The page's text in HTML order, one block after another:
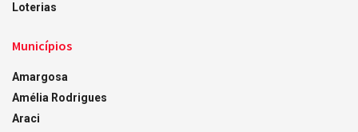
Loterias
Municípios
Amargosa
Amélia Rodrigues
Araci